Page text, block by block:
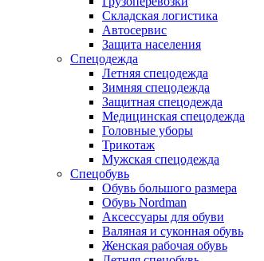
Складская логистика
Автосервис
Защита населения
Спецодежда
Летняя спецодежда
Зимняя спецодежда
Защитная спецодежда
Медицинская спецодежда
Головные уборы
Трикотаж
Мужская спецодежда
Спецобувь
Обувь большого размера
Обувь Nordman
Аксессуары для обуви
Валяная и суконная обувь
Женская рабочая обувь